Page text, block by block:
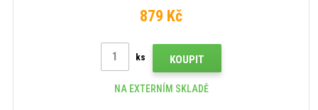
879 Kč
ks KOUPIT
NA EXTERNÍM SKLADĚ